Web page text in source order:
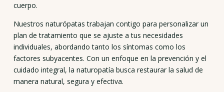
cuerpo.
Nuestros naturópatas trabajan contigo para personalizar un
plan de tratamiento que se ajuste a tus necesidades
individuales, abordando tanto los síntomas como los
factores subyacentes. Con un enfoque en la prevención y el
cuidado integral, la naturopatía busca restaurar la salud de
manera natural, segura y efectiva.